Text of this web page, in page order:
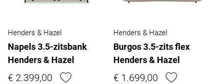
Henders & Hazel
Napels 3.5-zitsbank
Henders & Hazel
€ 2.399,00
Henders & Hazel
Burgos 3.5-zits flex
Henders & Hazel
€ 1.699,00